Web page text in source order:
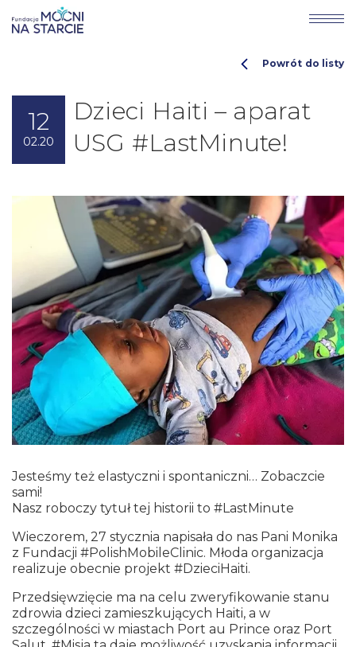
12
02.20
Dzieci Haiti – aparat
USG #LastMinute!
Powrót do listy
Jesteśmy też elastyczni i spontaniczni… Zobaczcie
sami!
Nasz roboczy tytuł tej historii to #LastMinute
Wieczorem, 27 stycznia napisała do nas Pani Monika
z Fundacji #PolishMobileClinic. Młoda organizacja
realizuje obecnie projekt #DzieciHaiti.
Przedsięwzięcie ma na celu zweryfikowanie stanu
zdrowia dzieci zamieszkujących Haiti, a w
szczególności w miastach Port au Prince oraz Port